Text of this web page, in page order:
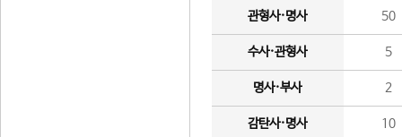
관형사·명사 50
수사·관형사 5
명사·부사 2
감탄사·명사 10